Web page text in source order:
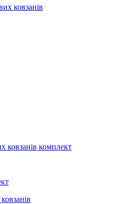
ковзанів
ковзанів комплект